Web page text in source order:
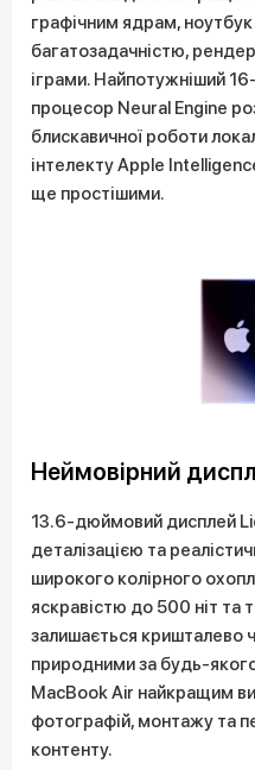
графічним ядрам,
багатозадачністю,
іграми. Найпотужніший
процесор Neural Engine
блискавичної роботи
інтелекту Apple
ще простішими.
Неймовірний
13.6-дюймовий дисплей
деталізацією та
широкого колірного
яскравістю до 500 ніт та
залишається кришталево
природними за будь-
MacBook Air найкращим
фотографій, монтажу та
контенту.